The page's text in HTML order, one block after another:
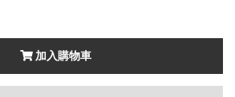
加入購物車